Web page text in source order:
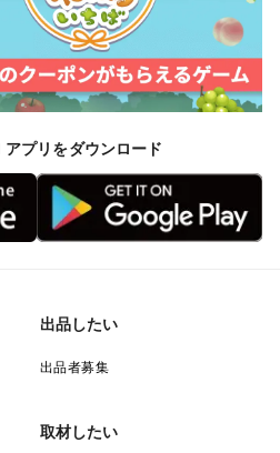
プリをダウンロード
出品したい
出品者募集
取材したい